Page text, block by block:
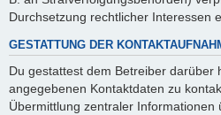
Durchsetzung rechtlicher Interessen
GESTATTUNG DER
Du gestattest dem Betreiber darüber
angegebenen Kontaktdaten zu
Übermittlung zentraler Informationen